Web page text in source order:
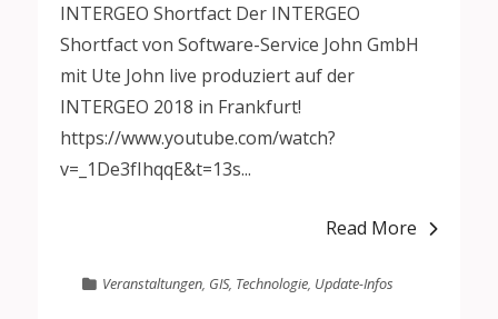
INTERGEO Shortfact Der INTERGEO
Shortfact von Software-Service John GmbH
mit Ute John live produziert auf der
INTERGEO 2018 in Frankfurt!
https://www.youtube.com/watch?
v=_1De3fIhqqE&t=13s...
Read More
Veranstaltungen, GIS, Technologie, Update-Infos